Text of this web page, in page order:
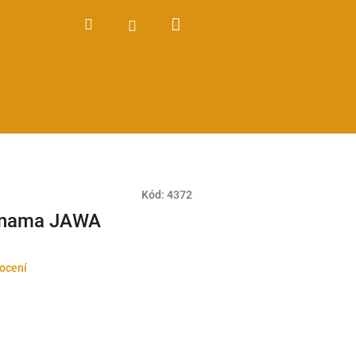
Hledat Přihlášení
Kód: 4372
JAWA